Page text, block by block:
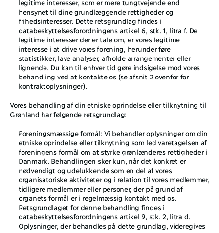
legitime interesser, som er mere tungtvejende end
hensynet til dine grundlæggende rettigheder og
frihedsinteresser. Dette retsgrundlag findes i
databeskyttelsesforordningens artikel 6, stk. 1, litra f. De
legitime interesser der er tale om, er vores legitime
interesse i at drive vores forening, herunder føre
statistikker, lave analyser, afholde arrangementer eller
lignende. Du kan til enhver tid gøre indsigelse mod vores
behandling ved at kontakte os (se afsnit ‎2 ovenfor for
kontraktoplysninger).
Vores behandling af din etniske oprindelse eller tilknytning til
Grønland har følgende retsgrundlag:
Foreningsmæssige formål: Vi behandler oplysninger om din
etniske oprindelse eller tilknytning som led varetagelsen af
foreningens formål om at styrke grønlænderes rettigheder i
Danmark. Behandlingen sker kun, når det konkret er
nødvendigt og udelukkende som en del af vores
organisatoriske aktiviteter og i relation til vores medlemmer,
tidligere medlemmer eller personer, der på grund af
organets formål er i regelmæssig kontakt med os.
Retsgrundlaget for denne behandling findes i
databeskyttelsesforordningens artikel 9, stk. 2, litra d.
Oplysninger, der behandles på dette grundlag, videregives